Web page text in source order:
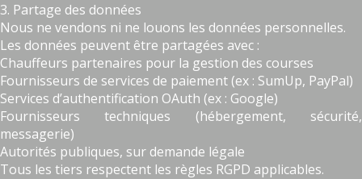
3. Partage des données
Nous ne vendons ni ne louons les données personnelles.
Les données peuvent être partagées avec :
Chauffeurs partenaires pour la gestion des courses
Fournisseurs de services de paiement (ex : SumUp, PayPal)
Services d’authentification OAuth (ex : Google)
Fournisseurs techniques (hébergement, sécurité,
messagerie)
Autorités publiques, sur demande légale
Tous les tiers respectent les règles RGPD applicables.